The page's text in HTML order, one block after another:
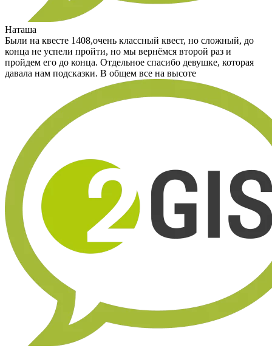
Наташа
Были на квесте 1408,очень классный квест, но сложный, до
конца не успели пройти, но мы вернёмся второй раз и
пройдем его до конца. Отдельное спасибо девушке, которая
давала нам подсказки. В общем все на высоте